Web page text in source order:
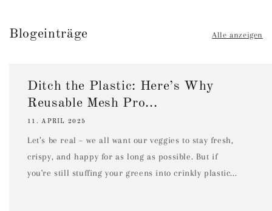
Blogeinträge Alle anzeigen
Ditch the Plastic: Here’s Why
Reusable Mesh Pro...
11. APRIL 2025
Let’s be real – we all want our veggies to stay fresh,
crispy, and happy for as long as possible. But if
you're still stuffing your greens into crinkly plastic...